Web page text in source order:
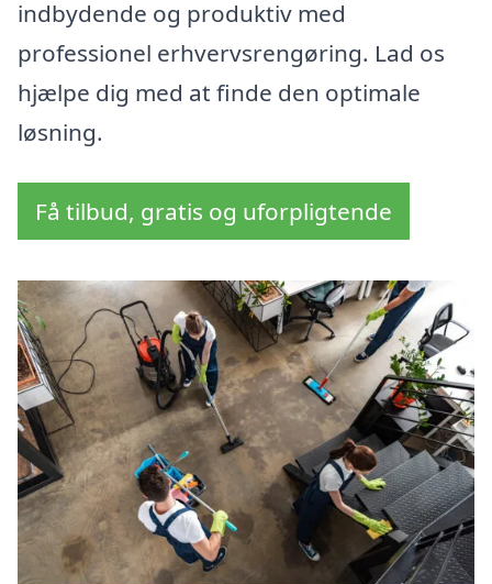
indbydende og produktiv med
professionel erhvervsrengøring. Lad os
hjælpe dig med at finde den optimale
løsning.
Få tilbud, gratis og uforpligtende